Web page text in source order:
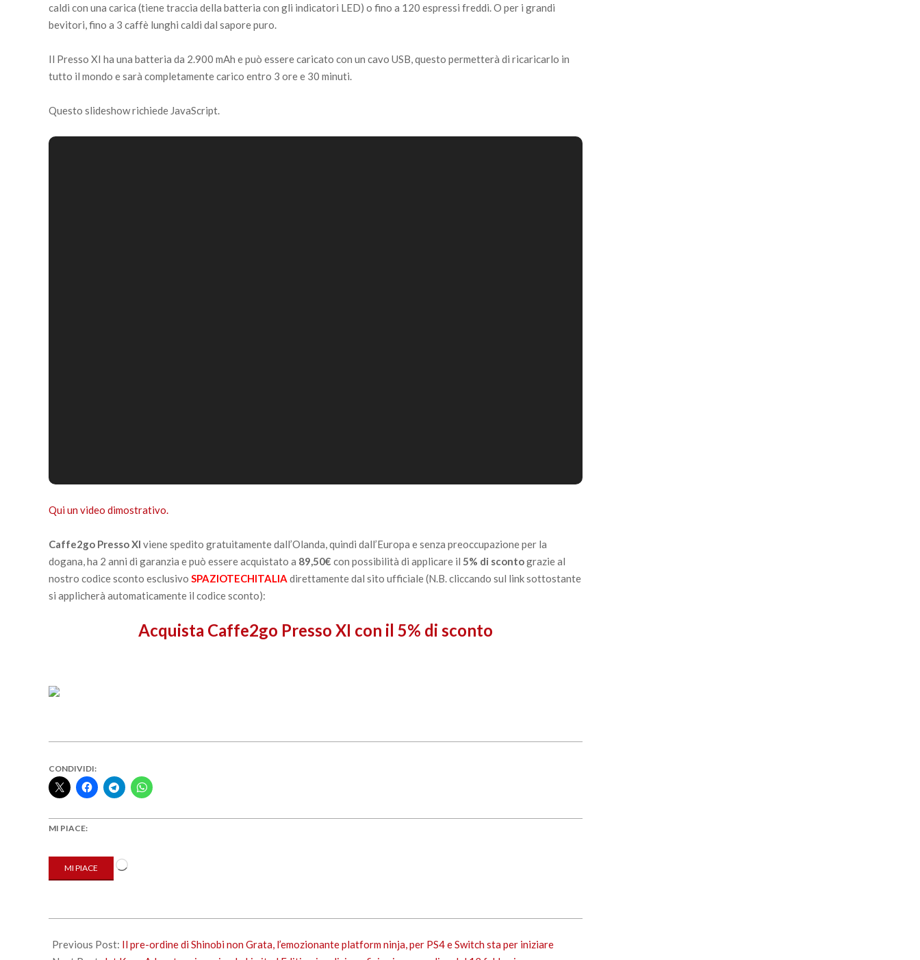
caldi con una carica (tiene traccia della batteria con gli indicatori LED) o fino a 120 espressi freddi. O per i grandi
bevitori, fino a 3 caffè lunghi caldi dal sapore puro.
Il Presso XI ha una batteria da 2.900 mAh e può essere caricato con un cavo USB, questo permetterà di ricaricarlo in
tutto il mondo e sarà completamente carico entro 3 ore e 30 minuti.
Questo slideshow richiede JavaScript.
Qui un video dimostrativo.
Caffe2go Presso XI viene spedito gratuitamente dall’Olanda, quindi dall’Europa e senza preoccupazione per la
dogana, ha 2 anni di garanzia e può essere acquistato a 89,50€ con possibilità di applicare il 5% di scontograzie al
nostro codice sconto esclusivo SPAZIOTECHITALIA direttamente dal sito ufficiale (N.B. cliccando sul link sottostante
si applicherà automaticamente il codice sconto):
Acquista Caffe2go Presso XI con il 5% di sconto
CONDIVIDI:
MI PIACE:
MI PIACE
Caricamento
02-
Previous Post: Il pre-ordine di Shinobi non Grata, l’emozionante platform ninja, per PS4 e Switch sta per iniziare